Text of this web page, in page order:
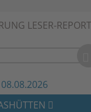
LESER-
08.08.2026